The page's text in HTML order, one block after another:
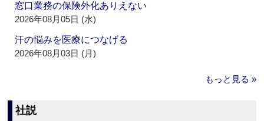
窓口業務の保険外化ありえない
2026年08月05日 (水)
汗の悩みを医療につなげる
2026年08月03日 (月)
もっと見る »
社説